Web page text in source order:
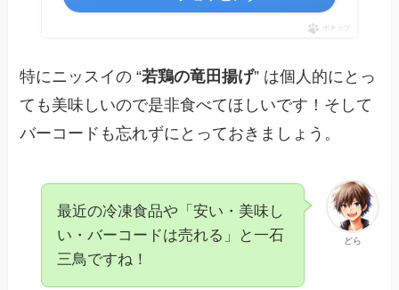
ポチップ
特にニッスイの “若鶏の竜田揚げ” は個人的にとっ
ても美味しいので是非食べてほしいです！そして
バーコードも忘れずにとっておきましょう。
どら
最近の冷凍食品や「安い・美味し
い・バーコードは売れる」と一石
三鳥ですね！